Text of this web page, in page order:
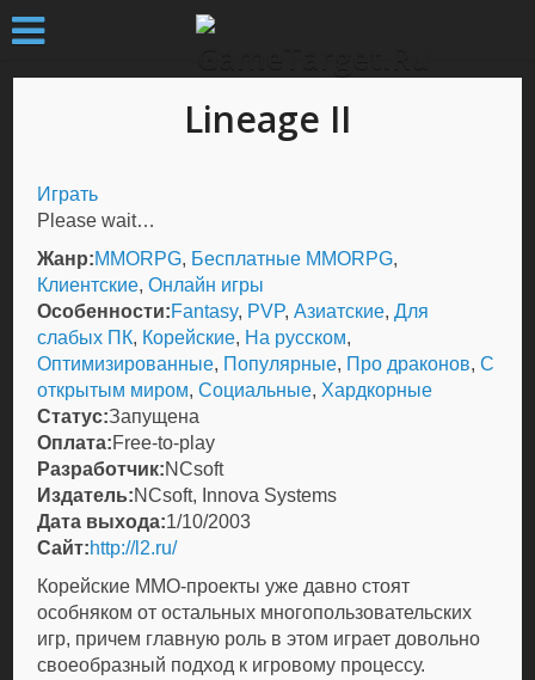
Lineage II
Играть
Please wait…
Жанр:MMORPG, Бесплатные MMORPG,
Клиентские,Онлайн игры
Особенности:Fantasy, PVP,Азиатские,Для
слабых ПК, Корейские, На русском,
Оптимизированные, Популярные, Про драконов,С
открытым миром,Социальные, Хардкорные
Статус:Запущена
Оплата:Free-to-play
Разработчик:NCsoft
Издатель:NCsoft, Innova Systems
Дата выхода:1/10/2003
Сайт:http://l2.ru/
Корейские MMO-проекты уже давно стоят
особняком от остальных многопользовательских
игр, причем главную роль в этом играет довольно
своеобразный подход к игровому процессу.